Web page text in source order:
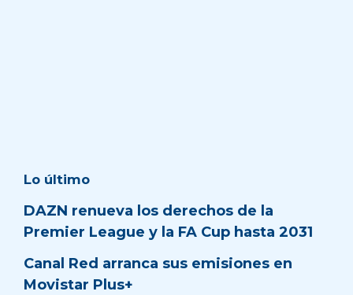
Lo último
DAZN renueva los derechos de la
Premier League y la FA Cup hasta 2031
Canal Red arranca sus emisiones en
Movistar Plus+